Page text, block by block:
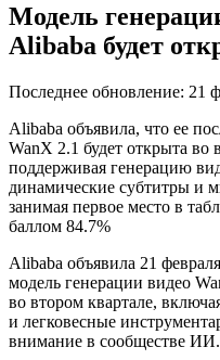
Модель
Alibaba будет
Последнее обновление: 21
Alibaba объявила, что ее
WanX 2.1 будет открыта во
поддерживая генерацию
динамические субтитры и
занимая первое место в
баллом 84.7%
Alibaba объявила 21
модель генерации видео
во втором квартале,
и легковесные
внимание в сообществе ИИ.